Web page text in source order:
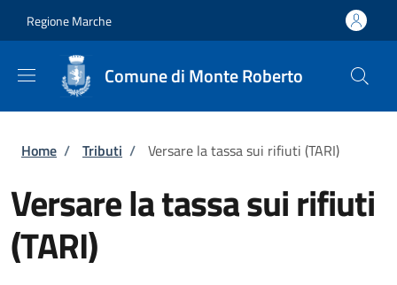
Regione Marche
Comune di Monte Roberto
Briciole di pane
Home / Tributi / Versare la tassa sui rifiuti (TARI)
Versare la tassa sui rifiuti
(TARI)